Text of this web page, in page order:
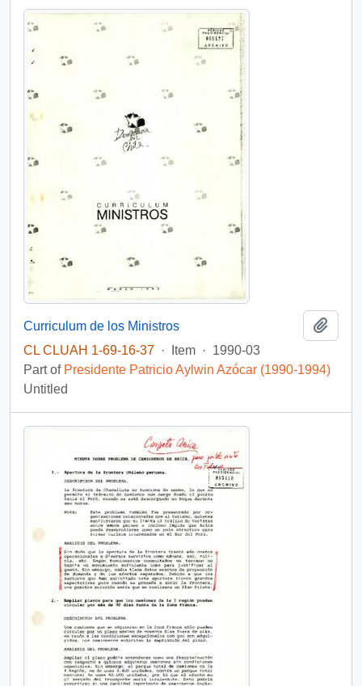
Curriculum de los Ministros
CL CLUAH 1-69-16-37 · Item · 1990-03
Part of Presidente Patricio Aylwin Azócar (1990-1994)
Untitled